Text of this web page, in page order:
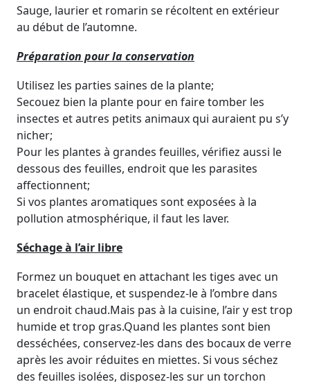
Sauge, laurier et romarin se récoltent en extérieur
au début de l’automne.
Préparation pour la conservation
Utilisez les parties saines de la plante;
Secouez bien la plante pour en faire tomber les
insectes et autres petits animaux qui auraient pu s’y
nicher;
Pour les plantes à grandes feuilles, vérifiez aussi le
dessous des feuilles, endroit que les parasites
affectionnent;
Si vos plantes aromatiques sont exposées à la
pollution atmosphérique, il faut les laver.
Séchage à l’air libre
Formez un bouquet en attachant les tiges avec un
bracelet élastique, et suspendez-le à l’ombre dans
un endroit chaud.Mais pas à la cuisine, l’air y est trop
humide et trop gras.Quand les plantes sont bien
desséchées, conservez-les dans des bocaux de verre
après les avoir réduites en miettes. Si vous séchez
des feuilles isolées, disposez-les sur un torchon